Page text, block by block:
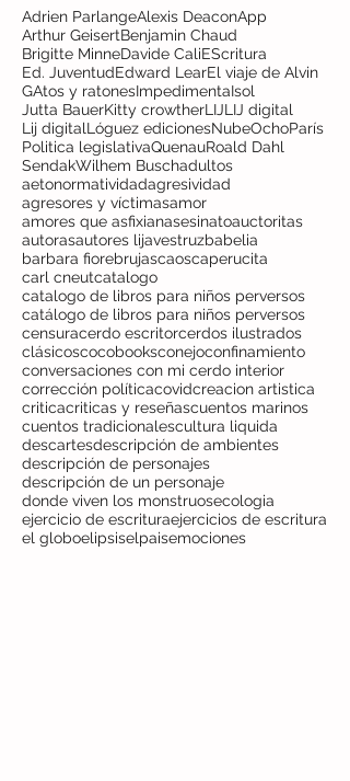
Adrien ParlangeAlexis DeaconApp
Arthur GeisertBenjamin Chaud
Brigitte MinneDavide CaliEScritura
Ed. JuventudEdward LearEl viaje de Alvin
GAtos y ratonesImpedimentaIsol
Jutta BauerKitty crowtherLIJLIJ digital
Lij digitalLóguez edicionesNubeOchoParís
Politica legislativaQuenauRoald Dahl
SendakWilhem Buschadultos
aetonormatividadagresividad
agresores y víctimasamor
amores que asfixianasesinatoauctoritas
autorasautores lijavestruzbabelia
barbara fiorebrujascaoscaperucita
carl cneutcatalogo
catalogo de libros para niños perversos
catálogo de libros para niños perversos
censuracerdo escritorcerdos ilustrados
clásicoscocobooksconejoconfinamiento
conversaciones con mi cerdo interior
corrección políticacovidcreacion artistica
criticacriticas y reseñascuentos marinos
cuentos tradicionalescultura liquida
descartesdescripción de ambientes
descripción de personajes
descripción de un personaje
donde viven los monstruosecologia
ejercicio de escrituraejercicios de escritura
el globoelipsiselpaisemociones